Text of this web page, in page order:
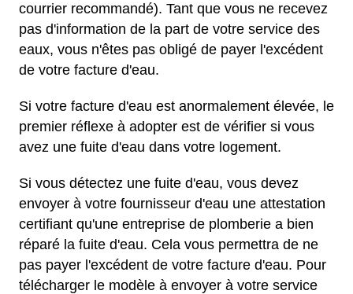
courrier recommandé). Tant que vous ne recevez
pas d'information de la part de votre service des
eaux, vous n'êtes pas obligé de payer l'excédent
de votre facture d'eau.
Si votre facture d'eau est anormalement élevée, le
premier réflexe à adopter est de vérifier si vous
avez une fuite d'eau dans votre logement.
Si vous détectez une fuite d'eau, vous devez
envoyer à votre fournisseur d'eau une attestation
certifiant qu'une entreprise de plomberie a bien
réparé la fuite d'eau. Cela vous permettra de ne
pas payer l'excédent de votre facture d'eau. Pour
télécharger le modèle à envoyer à votre service